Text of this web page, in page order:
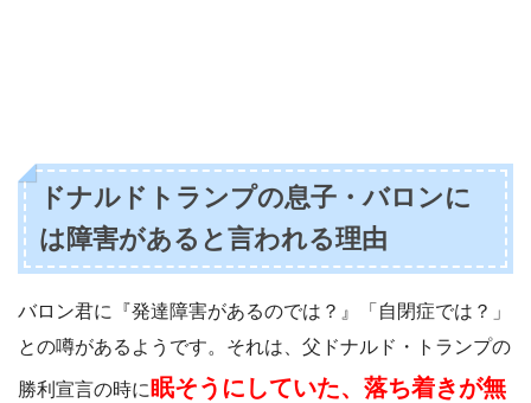
ドナルドトランプの息子・バロンに
は障害があると言われる理由
バロン君に『発達障害があるのでは？』「自閉症では？」
との噂があるようです。それは、父ドナルド・トランプの
勝利宣言の時に眠そうにしていた、落ち着きが無